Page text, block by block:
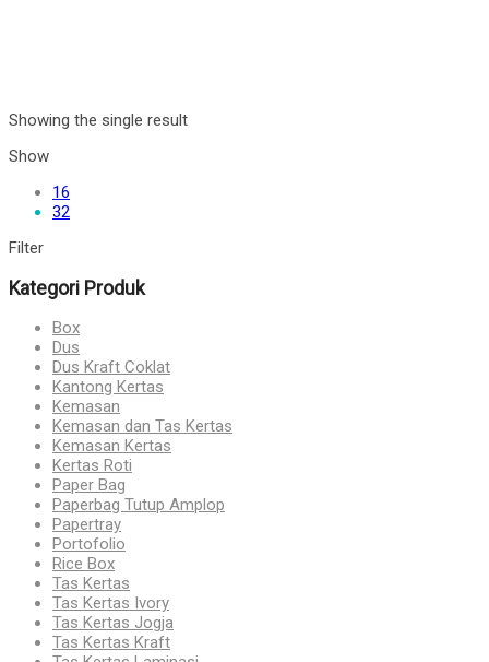
Showing the single result
Show
16
32
Filter
Kategori Produk
Box
Dus
Dus Kraft Coklat
Kantong Kertas
Kemasan
Kemasan dan Tas Kertas
Kemasan Kertas
Kertas Roti
Paper Bag
Paperbag Tutup Amplop
Papertray
Portofolio
Rice Box
Tas Kertas
Tas Kertas Ivory
Tas Kertas Jogja
Tas Kertas Kraft